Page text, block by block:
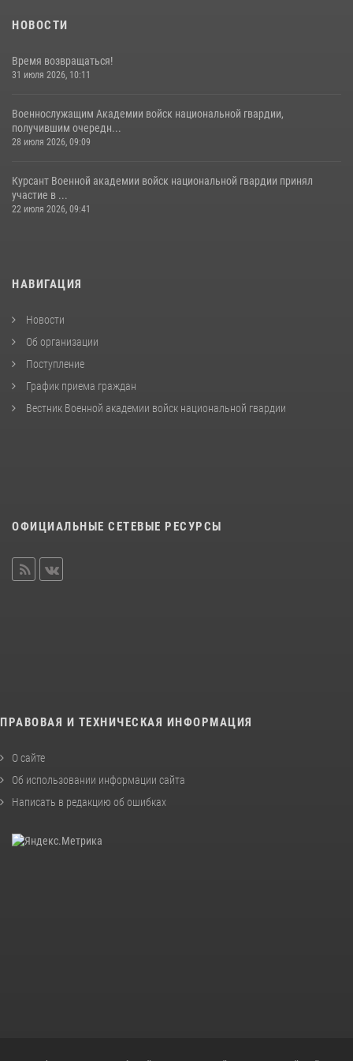
НОВОСТИ
Время возвращаться!
31 июля 2026, 10:11
Военнослужащим Академии войск национальной гвардии,
получившим очередн...
28 июля 2026, 09:09
Курсант Военной академии войск национальной гвардии принял
участие в ...
22 июля 2026, 09:41
НАВИГАЦИЯ
Новости
Об организации
Поступление
График приема граждан
Вестник Военной академии войск национальной гвардии
ОФИЦИАЛЬНЫЕ СЕТЕВЫЕ РЕСУРСЫ
ПРАВОВАЯ И ТЕХНИЧЕСКАЯ ИНФОРМАЦИЯ
О сайте
Об использовании информации сайта
Написать в редакцию об ошибках